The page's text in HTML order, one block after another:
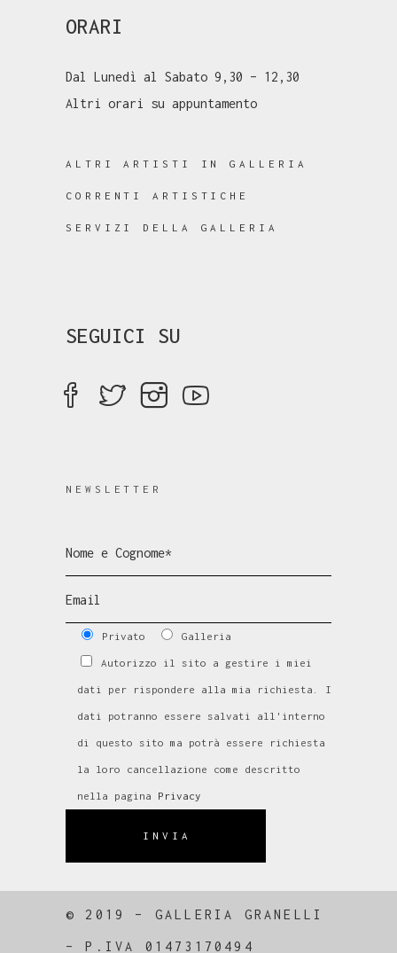
ORARI
Dal Lunedì al Sabato 9,30 – 12,30
Altri orari su appuntamento
ALTRI ARTISTI IN GALLERIA
CORRENTI ARTISTICHE
SERVIZI DELLA GALLERIA
SEGUICI SU
NEWSLETTER
Privato Galleria
Autorizzo il sito a gestire i miei
dati per rispondere alla mia richiesta. I
dati potranno essere salvati all'interno
di questo sito ma potrà essere richiesta
la loro cancellazione come descritto
nella pagina Privacy
INVIA
© 2019 – GALLERIA GRANELLI
–P.IVA 01473170494